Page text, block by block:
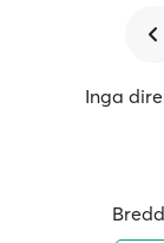
Inga